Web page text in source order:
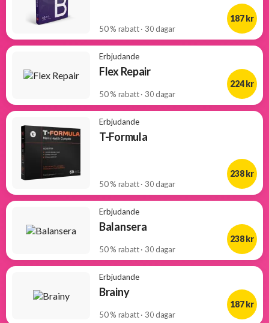
50 % rabatt · 30 dagar
187 kr
Erbjudande
Flex Repair
50 % rabatt · 30 dagar
224 kr
Erbjudande
T-Formula
50 % rabatt · 30 dagar
238 kr
Erbjudande
Balansera
50 % rabatt · 30 dagar
238 kr
Erbjudande
Brainy
50 % rabatt · 30 dagar
187 kr